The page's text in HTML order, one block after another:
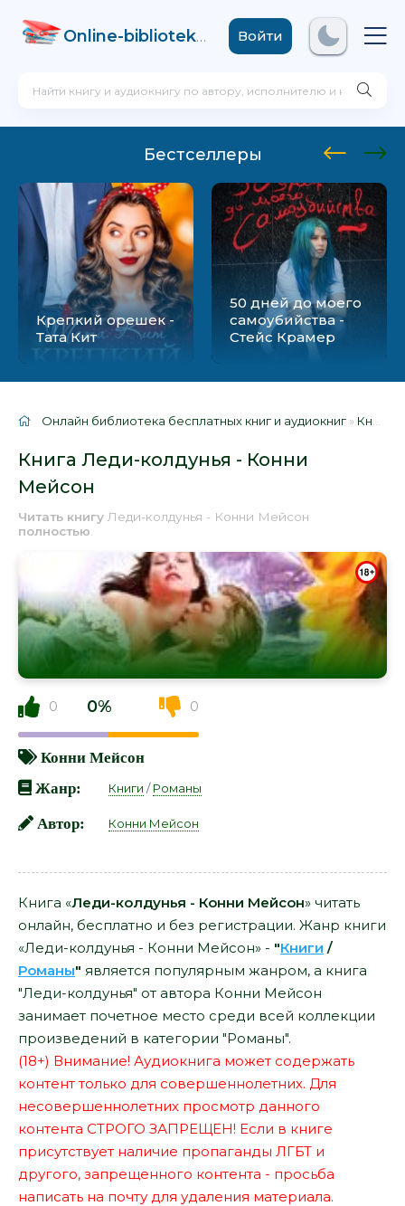
Online-biblioteka .comВойти
Бестселлеры
Крепкий орешек -
Тата Кит
50 дней до моего
самоубийства -
Стейс Крамер
Онлайн библиотека бесплатных книг и аудиокниг » Книги
Книга Леди-колдунья - Конни
Мейсон
Читать книгу Леди-колдунья - Конни Мейсон
полностью
0 0% 0
Конни Мейсон
Жанр:
Книги /Романы
Автор: Конни Мейсон
Книга «Леди-колдунья - Конни Мейсон» читать
онлайн, бесплатно и без регистрации. Жанр книги
«Леди-колдунья - Конни Мейсон» - "Книги /
Романы" является популярным жанром, а книга
"Леди-колдунья" от автора Конни Мейсон
занимает почетное место среди всей коллекции
произведений в категории "Романы".
(18+) Внимание! Аудиокнига может содержать
контент только для совершеннолетних. Для
несовершеннолетних просмотр данного
контента СТРОГО ЗАПРЕЩЕН! Если в книге
присутствует наличие пропаганды ЛГБТ и
другого, запрещенного контента - просьба
написать на почту для удаления материала.